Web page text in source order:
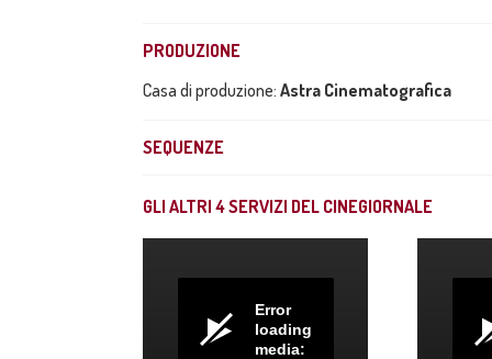
PRODUZIONE
Casa di produzione: Astra Cinematografica
SEQUENZE
GLI ALTRI 4SERVIZI DEL CINEGIORNALE
Error
loading
media: